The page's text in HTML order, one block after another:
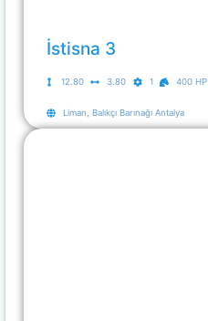
İstisna 3
12.80 3.80 1 400 HP
Liman, Balıkçı Barınağı Antalya